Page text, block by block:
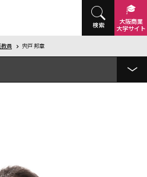
検索
大阪商業
大学サイト
員 宍戸 邦章